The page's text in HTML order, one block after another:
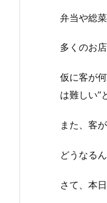
弁当や総
多くのお
仮に客が
は難しい
また、客
どうなる
さて、本